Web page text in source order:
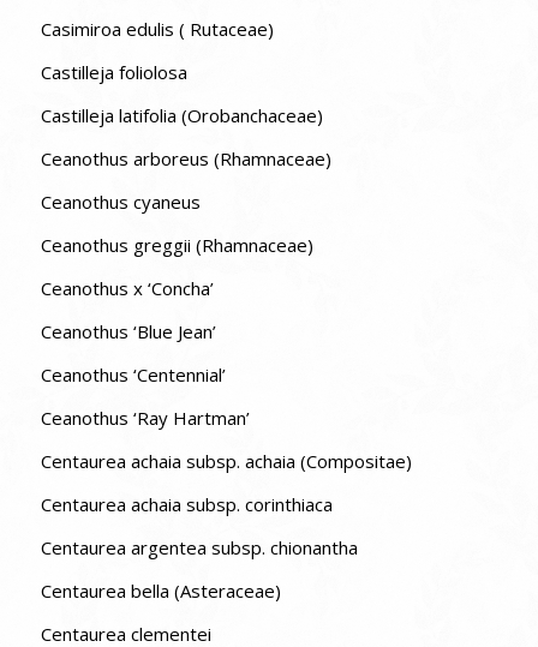
Casimiroa edulis ( Rutaceae)
Castilleja foliolosa
Castilleja latifolia (Orobanchaceae)
Ceanothus arboreus (Rhamnaceae)
Ceanothus cyaneus
Ceanothus greggii (Rhamnaceae)
Ceanothus x ‘Concha’
Ceanothus ‘Blue Jean’
Ceanothus ‘Centennial’
Ceanothus ‘Ray Hartman’
Centaurea achaia subsp. achaia (Compositae)
Centaurea achaia subsp. corinthiaca
Centaurea argentea subsp. chionantha
Centaurea bella (Asteraceae)
Centaurea clementei